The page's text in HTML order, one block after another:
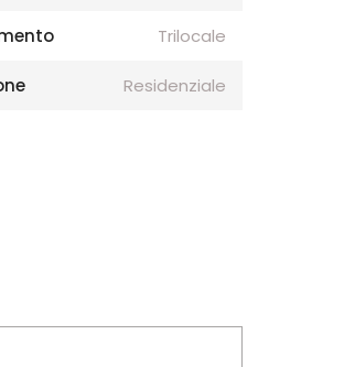
Trilocale
Residenziale